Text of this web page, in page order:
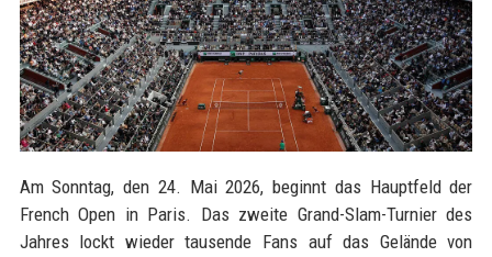
Am Sonntag, den 24. Mai 2026, beginnt das Hauptfeld der
French Open in Paris. Das zweite Grand-Slam-Turnier des
Jahres lockt wieder tausende Fans auf das Gelände von